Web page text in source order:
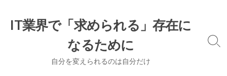
IT業界で「求められる」存在に
なるために
自分を変えられるのは自分だけ
検